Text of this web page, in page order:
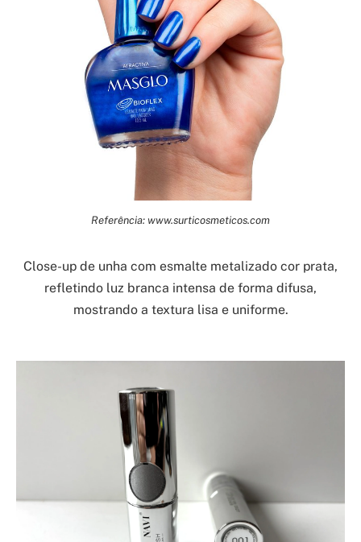
Referência: www.surticosmeticos.com
Close-up de unha com esmalte metalizado cor prata,
refletindo luz branca intensa de forma difusa,
mostrando a textura lisa e uniforme.